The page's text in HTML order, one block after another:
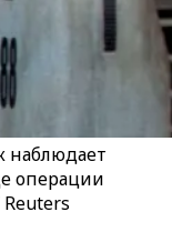
наблюдает
операции
Reuters